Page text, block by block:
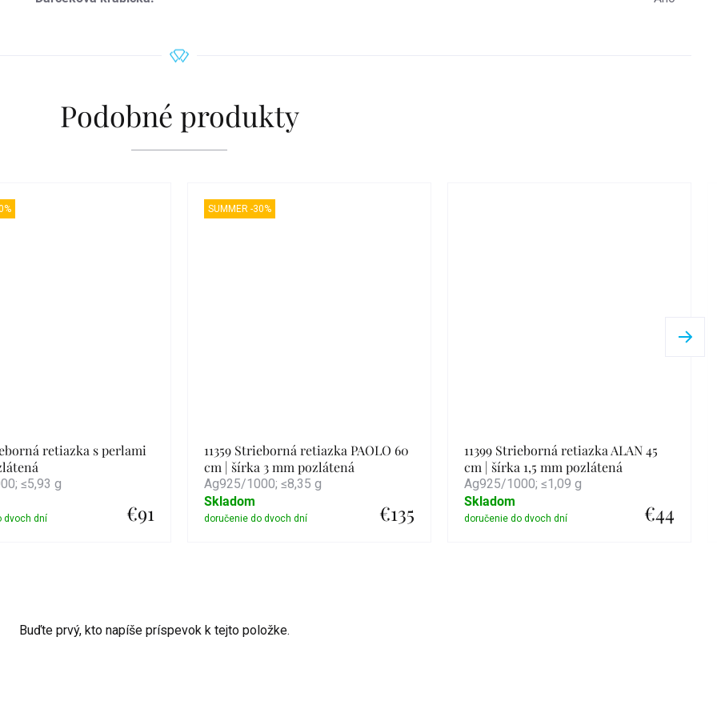
Podobné produkty
retiazka s perlami
≤5,93 g
€91
SUMMER -30%
11359 Strieborná retiazka PAOLO 60
cm | šírka 3 mm pozlátená
Ag925/1000; ≤8,35 g
€135
Skladom
11399 Strieborná retiazka ALAN 45
cm | šírka 1,5 mm pozlátená
Ag925/1000; ≤1,09 g
€44
Skladom
Buďte prvý, kto napíše príspevok k tejto položke.